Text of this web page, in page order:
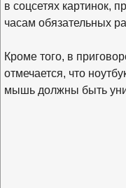
в соцсетях картинок,
часам обязательных
Кроме того, в
отмечается, что
мышь должны быть